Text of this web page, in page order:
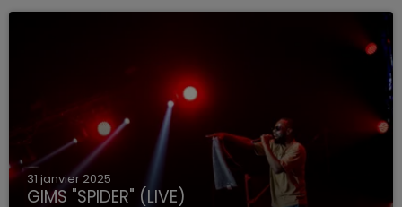
31 janvier 2025
GIMS "SPIDER" (LIVE)